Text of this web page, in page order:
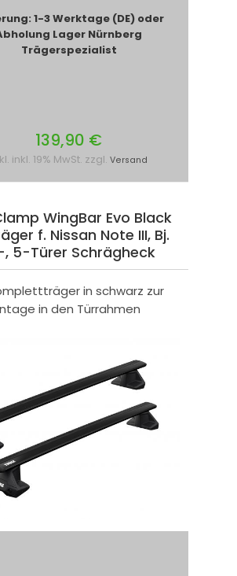
1-3 Werktage (DE) oder
Lager Nürnberg
Trägerspezialist
139,90 €
inkl. 19% MwSt. zzgl. Versand
WingBar Evo Black
f. Nissan Note III, Bj.
, 5-Türer Schrägheck
in schwarz zur
in den Türrahmen